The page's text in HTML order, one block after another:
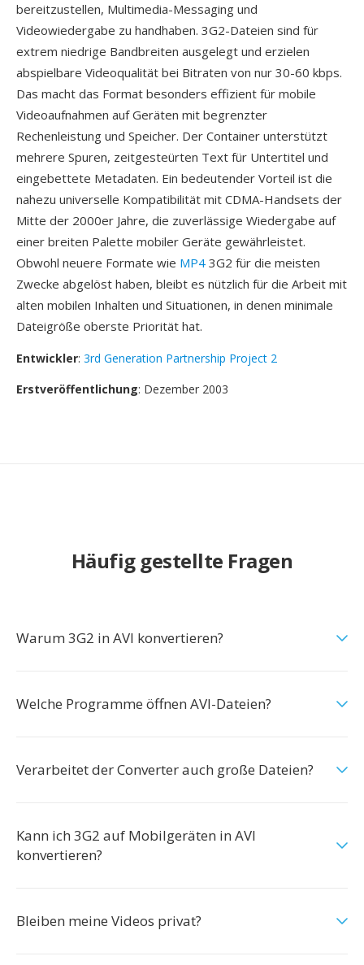
bereitzustellen, Multimedia-Messaging und
Videowiedergabe zu handhaben. 3G2-Dateien sind für
extrem niedrige Bandbreiten ausgelegt und erzielen
abspielbare Videoqualität bei Bitraten von nur 30-60 kbps.
Das macht das Format besonders effizient für mobile
Videoaufnahmen auf Geräten mit begrenzter
Rechenleistung und Speicher. Der Container unterstützt
mehrere Spuren, zeitgesteürten Text für Untertitel und
eingebettete Metadaten. Ein bedeutender Vorteil ist die
nahezu universelle Kompatibilität mit CDMA-Handsets der
Mitte der 2000er Jahre, die zuverlässige Wiedergabe auf
einer breiten Palette mobiler Geräte gewährleistet.
Obwohl neuere Formate wie MP4 3G2 für die meisten
Zwecke abgelöst haben, bleibt es nützlich für die Arbeit mit
alten mobilen Inhalten und Situationen, in denen minimale
Dateigröße oberste Priorität hat.
Entwickler: 3rd Generation Partnership Project 2
Erstveröffentlichung: Dezember 2003
Häufig gestellte Fragen
Warum 3G2 in AVI konvertieren?
Welche Programme öffnen AVI-Dateien?
Verarbeitet der Converter auch große Dateien?
Kann ich 3G2 auf Mobilgeräten in AVI
konvertieren?
Bleiben meine Videos privat?